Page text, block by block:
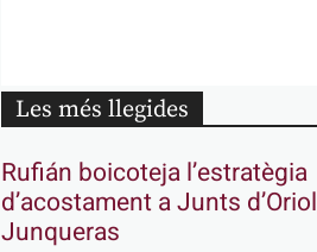
Les més llegides
Rufián boicoteja l’estratègia
d’acostament a Junts d’Oriol
Junqueras